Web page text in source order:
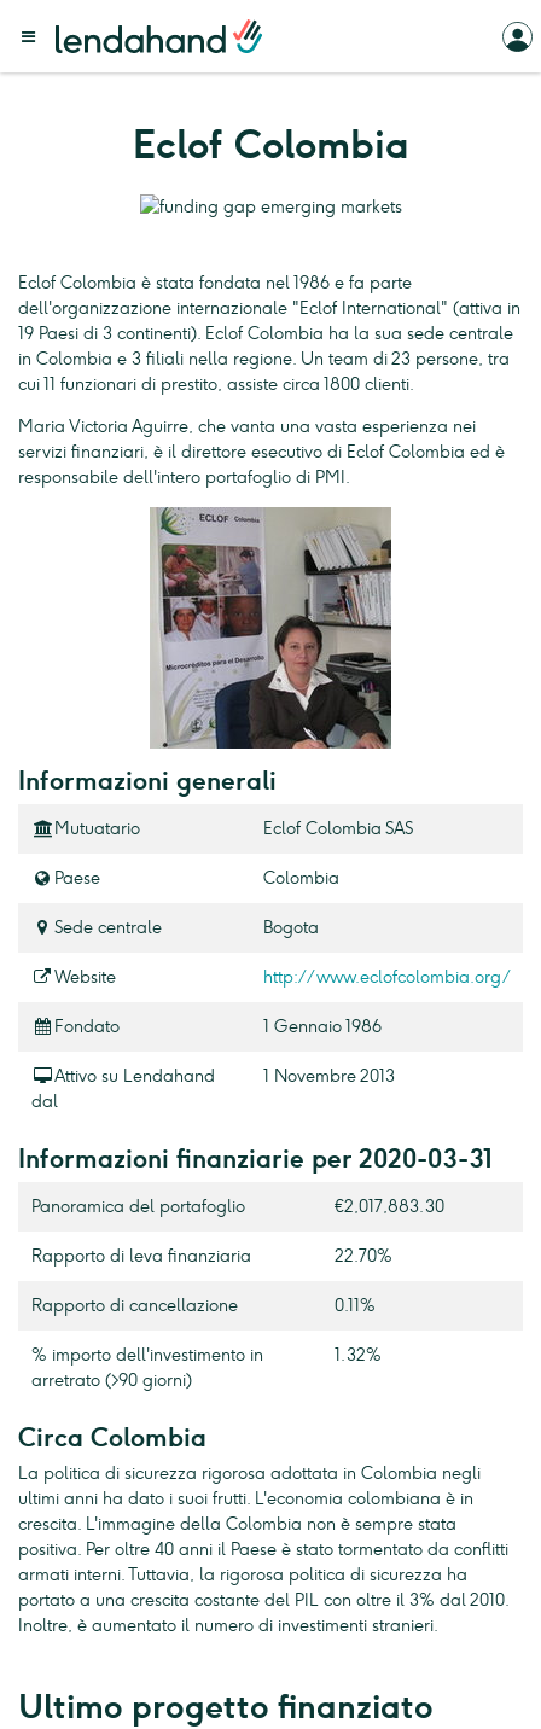
Eclof Colombia
Eclof Colombia è stata fondata nel 1986 e fa parte
dell'organizzazione internazionale "Eclof International" (attiva in
19 Paesi di 3 continenti). Eclof Colombia ha la sua sede centrale
in Colombia e 3 filiali nella regione. Un team di 23 persone, tra
cui 11 funzionari di prestito, assiste circa 1800 clienti.
Maria Victoria Aguirre, che vanta una vasta esperienza nei
servizi finanziari, è il direttore esecutivo di Eclof Colombia ed è
responsabile dell'intero portafoglio di PMI.
Informazioni generali
Mutuatario Eclof Colombia SAS
Paese Colombia
Sede centrale Bogota
Website http://www.eclofcolombia.org/
Fondato 1 Gennaio 1986
Attivo su Lendahand
dal
1 Novembre 2013
Informazioni finanziarie per 2020-03-31
Panoramica del portafoglio €2,017,883.30
Rapporto di leva finanziaria 22.70%
Rapporto di cancellazione 0.11%
% importo dell'investimento in
arretrato (>90 giorni)
1.32%
Circa Colombia
La politica di sicurezza rigorosa adottata in Colombia negli
ultimi anni ha dato i suoi frutti. L'economia colombiana è in
crescita. L'immagine della Colombia non è sempre stata
positiva. Per oltre 40 anni il Paese è stato tormentato da conflitti
armati interni. Tuttavia, la rigorosa politica di sicurezza ha
portato a una crescita costante del PIL con oltre il 3% dal 2010.
Inoltre, è aumentato il numero di investimenti stranieri.
Ultimo progetto finanziato